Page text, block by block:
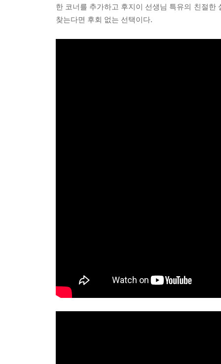
한 코너를 추가하고 후지이 선생님 특유의 친절
찾는다면 후회 없는 선택이다.